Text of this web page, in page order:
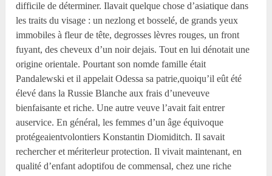
difficile de déterminer. Ilavait quelque chose d’asiatique dans
les traits du visage : un nezlong et bosselé, de grands yeux
immobiles à fleur de tête, degrosses lèvres rouges, un front
fuyant, des cheveux d’un noir dejais. Tout en lui dénotait une
origine orientale. Pourtant son nomde famille était
Pandalewski et il appelait Odessa sa patrie,quoiqu’il eût été
élevé dans la Russie Blanche aux frais d’uneveuve
bienfaisante et riche. Une autre veuve l’avait fait entrer
auservice. En général, les femmes d’un âge équivoque
protégeaientvolontiers Konstantin Diomiditch. Il savait
rechercher et mériterleur protection. Il vivait maintenant, en
qualité d’enfant adoptifou de commensal, chez une riche